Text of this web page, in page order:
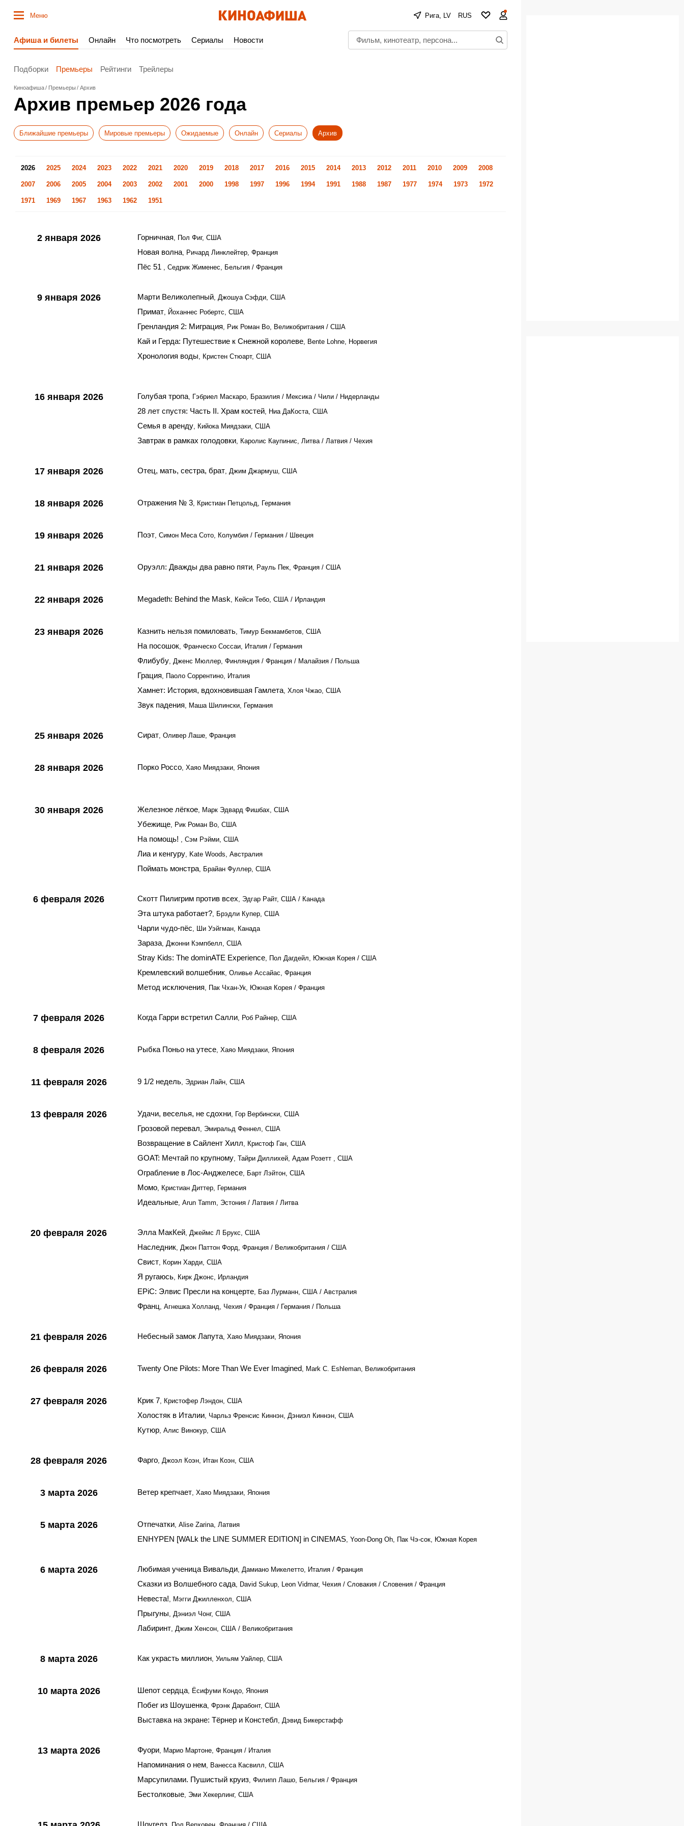
Меню Рига, LV RUS
Афиша и билеты Онлайн Что посмотреть Сериалы Новости
Подборки Премьеры Рейтинги Трейлеры
Киноафиша Премьеры Архив
Архив премьер 2026 года
Ближайшие премьеры Мировые премьеры Ожидаемые Онлайн Сериалы Архив
2026 2025 2024 2023 2022 2021 2020 2019 2018 2017 2016 2015 2014 2013 2012 2011 2010 2009 2008
2007 2006 2005 2004 2003 2002 2001 2000 1998 1997 1996 1994 1991 1988 1987 1977 1974 1973 1972
1971 1969 1967 1963 1962 1951
2 января 2026 Горничная, Пол Фиг, США
Новая волна, Ричард Линклейтер, Франция
Пёс 51 , Седрик Жименес, Бельгия / Франция
9 января 2026 Марти Великолепный, Джошуа Сэфди, США
Примат, Йоханнес Робертс, США
Гренландия 2: Миграция, Рик Роман Во, Великобритания / США
Кай и Герда: Путешествие к Снежной королеве, Bente Lohne, Норвегия
Хронология воды, Кристен Стюарт, США
16 января 2026 Голубая тропа, Гэбриел Маскаро, Бразилия / Мексика / Чили / Нидерланды
28 лет спустя: Часть II. Храм костей, Ниа ДаКоста, США
Семья в аренду, Кийока Миядзаки, США
Завтрак в рамках голодовки, Каролис Каупинис, Литва / Латвия / Чехия
17 января 2026 Отец, мать, сестра, брат, Джим Джармуш, США
18 января 2026 Отражения № 3, Кристиан Петцольд, Германия
19 января 2026 Поэт, Симон Меса Сото, Колумбия / Германия / Швеция
21 января 2026 Оруэлл: Дважды два равно пяти, Рауль Пек, Франция / США
22 января 2026 Megadeth: Behind the Mask, Кейси Тебо, США / Ирландия
23 января 2026 Казнить нельзя помиловать, Тимур Бекмамбетов, США
На посошок, Франческо Соссаи, Италия / Германия
Флибубу, Дженс Мюллер, Финляндия / Франция / Малайзия / Польша
Грация, Паоло Соррентино, Италия
Хамнет: История, вдохновившая Гамлета, Хлоя Чжао, США
Звук падения, Маша Шилински, Германия
25 января 2026 Сират, Оливер Лаше, Франция
28 января 2026 Порко Россо, Хаяо Миядзаки, Япония
30 января 2026 Железное лёгкое, Марк Эдвард Фишбах, США
Убежище, Рик Роман Во, США
На помощь! , Сэм Рэйми, США
Лиа и кенгуру, Kate Woods, Австралия
Поймать монстра, Брайан Фуллер, США
6 февраля 2026 Скотт Пилигрим против всех, Эдгар Райт, США / Канада
Эта штука работает?, Брэдли Купер, США
Чарли чудо-пёс, Ши Уэйгман, Канада
Зараза, Джонни Кэмпбелл, США
Stray Kids: The dominATE Experience, Пол Дагдейл, Южная Корея / США
Кремлевский волшебник, Оливье Ассайас, Франция
Метод исключения, Пак Чхан-Ук, Южная Корея / Франция
7 февраля 2026 Когда Гарри встретил Салли, Роб Райнер, США
8 февраля 2026 Рыбка Поньо на утесе, Хаяо Миядзаки, Япония
11 февраля 2026 9 1/2 недель, Эдриан Лайн, США
13 февраля 2026 Удачи, веселья, не сдохни, Гор Вербински, США
Грозовой перевал, Эмиральд Феннел, США
Возвращение в Сайлент Хилл, Кристоф Ган, США
GOAT: Мечтай по крупному, Тайри Диллихей, Адам Розетт , США
Ограбление в Лос-Анджелесе, Барт Лэйтон, США
Момо, Кристиан Диттер, Германия
Идеальные, Arun Tamm, Эстония / Латвия / Литва
20 февраля 2026 Элла МакКей, Джеймс Л Брукс, США
Наследник, Джон Паттон Форд, Франция / Великобритания / США
Свист, Корин Харди, США
Я ругаюсь, Кирк Джонс, Ирландия
EPiC: Элвис Пресли на концерте, Баз Лурманн, США / Австралия
Франц, Агнешка Холланд, Чехия / Франция / Германия / Польша
21 февраля 2026 Небесный замок Лапута, Хаяо Миядзаки, Япония
26 февраля 2026 Twenty One Pilots: More Than We Ever Imagined, Mark C. Eshleman, Великобритания
27 февраля 2026 Крик 7, Кристофер Лэндон, США
Холостяк в Италии, Чарльз Френсис Киннэн, Дэниэл Киннэн, США
Кутюр, Алис Винокур, США
28 февраля 2026 Фарго, Джоэл Коэн, Итан Коэн, США
3 марта 2026 Ветер крепчает, Хаяо Миядзаки, Япония
5 марта 2026 Отпечатки, Alise Zarina, Латвия
ENHYPEN [WALk the LINE SUMMER EDITION] in CINEMAS, Yoon-Dong Oh, Пак Чэ-сок, Южная Корея
6 марта 2026 Любимая ученица Вивальди, Дамиано Микелетто, Италия / Франция
Сказки из Волшебного сада, David Sukup, Leon Vidmar, Чехия / Словакия / Словения / Франция
Невеста!, Мэгги Джилленхол, США
Прыгуны, Дэниэл Чонг, США
Лабиринт, Джим Хенсон, США / Великобритания
8 марта 2026 Как украсть миллион, Уильям Уайлер, США
10 марта 2026 Шепот сердца, Ёсифуми Кондо, Япония
Побег из Шоушенка, Фрэнк Дарабонт, США
Выставка на экране: Тёрнер и Констебл, Дэвид Бикерстафф
13 марта 2026 Фуори, Марио Мартоне, Франция / Италия
Напоминания о нем, Ванесса Касвилл, США
Марсупилами. Пушистый круиз, Филипп Лашо, Бельгия / Франция
Бестолковые, Эми Хекерлинг, США
Шоугелз